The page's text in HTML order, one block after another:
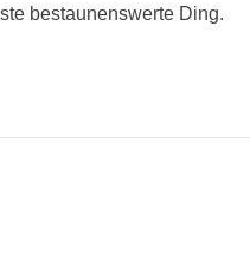
bestaunenswerte Ding.